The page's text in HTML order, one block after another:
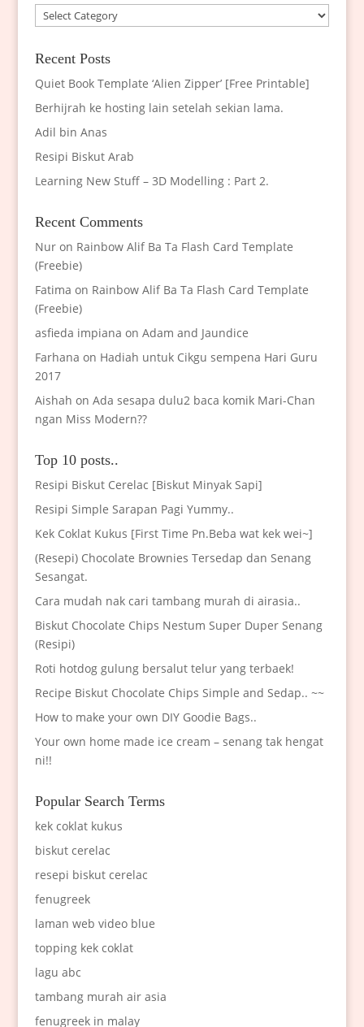
Categories
Recent Posts
Quiet Book Template ‘Alien Zipper’ [Free Printable]
Berhijrah ke hosting lain setelah sekian lama.
Adil bin Anas
Resipi Biskut Arab
Learning New Stuff – 3D Modelling : Part 2.
Recent Comments
Nuron Rainbow Alif Ba Ta Flash Card Template
(Freebie)
Fatima on Rainbow Alif Ba Ta Flash Card Template
(Freebie)
asfieda impiana on Adam and Jaundice
Farhana on Hadiah untuk Cikgu sempena Hari Guru
2017
Aishah on Ada sesapa dulu2 baca komik Mari-Chan
ngan Miss Modern??
Top 10 posts..
Resipi Biskut Cerelac [Biskut Minyak Sapi]
Resipi Simple Sarapan Pagi Yummy..
Kek Coklat Kukus [First Time Pn.Beba wat kek wei~]
(Resepi) Chocolate Brownies Tersedap dan Senang
Sesangat.
Cara mudah nak cari tambang murah di airasia..
Biskut Chocolate Chips Nestum Super Duper Senang
(Resipi)
Roti hotdog gulung bersalut telur yang terbaek!
Recipe Biskut Chocolate Chips Simple and Sedap.. ~~
How to make your own DIY Goodie Bags..
Your own home made ice cream – senang tak hengat
ni!!
Popular Search Terms
kek coklat kukus
biskut cerelac
resepi biskut cerelac
fenugreek
laman web video blue
topping kek coklat
lagu abc
tambang murah air asia
fenugreek in malay